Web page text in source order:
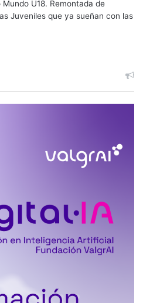
U18. Remontada de
Juveniles que ya sueñan con las